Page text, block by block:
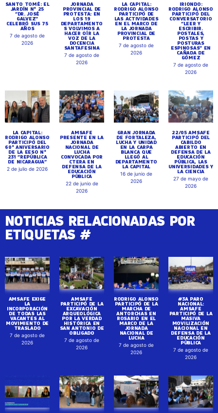
SANTO TOMÉ: EL
JARDÍN N° 25
“DR. JOSÉ
GALVEZ”
CELEBRÓ SUS 75
AÑOS
7 de agosto de
2026
JORNADA
PROVINCIAL DE
PROTESTA: EN
LOS 19
DEPARTAMENTO
S VOLVIMOS A
HACER OÍR LA
VOZ DE LA
DOCENCIA
SANTAFESINA
7 de agosto de
2026
LA CAPITAL:
RODRIGO ALONSO
PARTICIPÓ DE
LAS ACTIVIDADES
EN EL MARCO DE
LA JORNADA
PROVINCIAL DE
PROTESTA
7 de agosto de
2026
IRIONDO:
RODRIGO ALONSO
PARTICIPÓ DEL
CONVERSATORIO
“LEER Y
ESCRIBIR.
POSTALES,
POSTAS Y
POSTURAS
ESPINOSAS” EN
CAÑADA DE
GÓMEZ
7 de agosto de
2026
LA CAPITAL:
RODRIGO ALONSO
PARTICIPÓ DEL
60° ANIVERSARIO
DE LA EESO N°
231 “REPÚBLICA
DE NICARAGUA”
2 de julio de 2026
AMSAFE
PRESENTE EN LA
JORNADA
NACIONAL DE
LUCHA
CONVOCADA POR
CTERA EN
DEFENSA DE LA
EDUCACIÓN
PÚBLICA
22 de junio de
2026
GRAN JORNADA
DE FORTALEZA,
LUCHA Y UNIDAD
EN LA CARPA
BLANCA QUE
LLEGÓ AL
DEPARTAMENTO
LA CAPITAL
16 de junio de
2026
22/05 AMSAFE
PARTICIPÓ DEL
CABILDO
ABIERTO EN
DEFENSA DE LA
EDUCACIÓN
PÚBLICA, LAS
UNIVERSIDADES Y
LA CIENCIA
27 de mayo de
2026
NOTICIAS RELACIONADAS POR
ETIQUETAS #
AMSAFE EXIGE
LA
INCORPORACIÓN
DE TODAS LAS
VACANTES AL
MOVIMIENTO DE
TRASLADO
7 de agosto de
2026
AMSAFE
PARTICIPÓ DE LA
EXCAVACIÓN
ARQUEOLÓGICA
POR LA VERDAD
HISTÓRICA EN
SAN ANTONIO DE
OBLIGADO
7 de agosto de
2026
RODRIGO ALONSO
PARTICIPÓ DE LA
MARCHA DE
ANTORCHAS EN
ROSARIO EN EL
MARCO DE LA
JORNADA
NACIONAL DE
LUCHA
7 de agosto de
2026
#3A PARO
NACIONAL:
AMSAFE
PARTICIPÓ DE LA
MASIVA
MOVILIZACIÓN
NACIONAL EN
DEFENSA DE LA
EDUCACIÓN
PÚBLICA
7 de agosto de
2026